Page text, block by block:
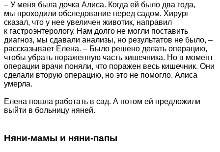
– У меня была дочка Алиса. Когда ей было два года,
мы проходили обследование перед садом. Хирург
сказал, что у нее увеличен животик, направил
к гастроэнтерологу. Нам долго не могли поставить
диагноз, мы сдавали анализы, но результатов не было, –
рассказывает Елена. – Было решено делать операцию,
чтобы убрать пораженную часть кишечника. Но в момент
операции врачи поняли, что поражен весь кишечник. Они
сделали вторую операцию, но это не помогло. Алиса
умерла.
Елена пошла работать в сад. А потом ей предложили
выйти в больницу няней.
Няни-мамы и няни-папы